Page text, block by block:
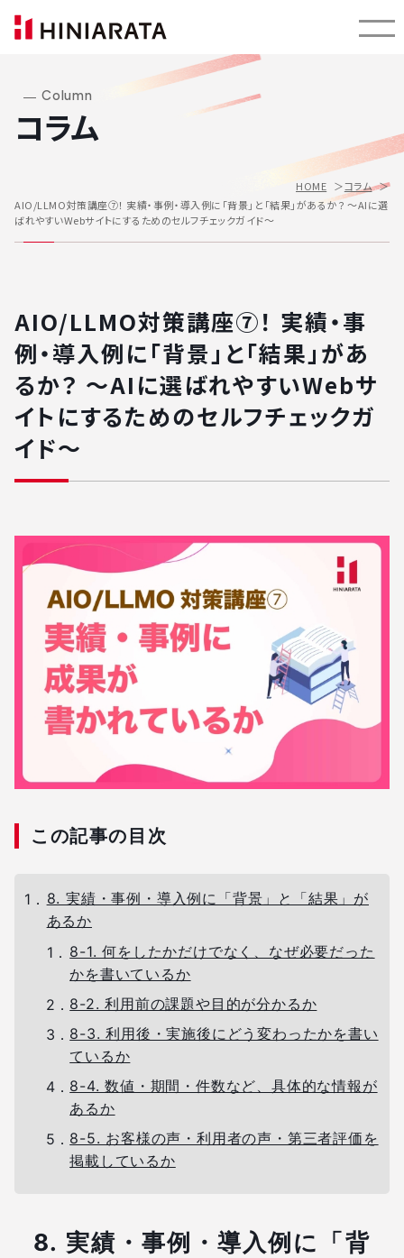
Column
コラム
HOME
コラム
AIO/LLMO対策講座⑦！ 実績・事例・導入例に「背景」と「結果」があるか？ 〜AIに選
ばれやすいWebサイトにするためのセルフチェックガイド〜
AIO/LLMO対策講座⑦！ 実績・事
例・導入例に「背景」と「結果」があ
るか？ 〜AIに選ばれやすいWebサ
イトにするためのセルフチェックガ
イド〜
この記事の目次
8. 実績・事例・導入例に「背景」と「結果」が
あるか
8-1. 何をしたかだけでなく、なぜ必要だった
かを書いているか
8-2. 利用前の課題や目的が分かるか
8-3. 利用後・実施後にどう変わったかを書い
ているか
8-4. 数値・期間・件数など、具体的な情報が
あるか
8-5. お客様の声・利用者の声・第三者評価を
掲載しているか
8. 実績・事例・導入例に「背